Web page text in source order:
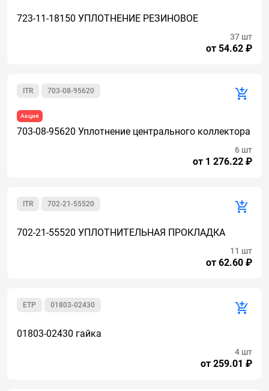
723-11-18150 УПЛОТНЕНИЕ РЕЗИНОВОЕ
от 54.62 ₽
37 шт
703-08-95620
ITR
Акция
703-08-95620 Уплотнение центрального коллектора
от 1 276.22 ₽
6 шт
702-21-55520
ITR
702-21-55520 УПЛОТНИТЕЛЬНАЯ ПРОКЛАДКА
от 62.60 ₽
11 шт
01803-02430
ETP
01803-02430 гайка
от 259.01 ₽
4 шт